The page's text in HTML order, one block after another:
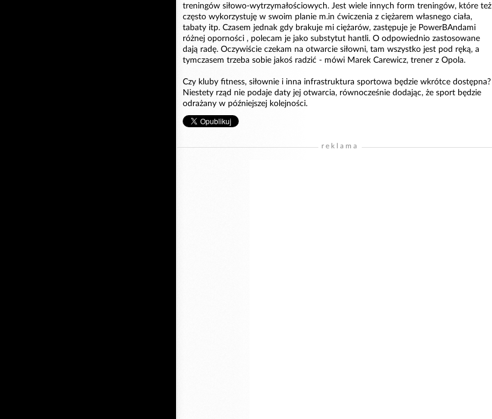
treningów siłowo-wytrzymałościowych. Jest wiele innych form treningów, które też
często wykorzystuję w swoim planie m.in ćwiczenia z ciężarem własnego ciała,
tabaty itp. Czasem jednak gdy brakuje mi ciężarów, zastępuje je PowerBAndami
różnej oporności , polecam je jako substytut hantli. O odpowiednio zastosowane
dają radę. Oczywiście czekam na otwarcie siłowni, tam wszystko jest pod ręką, a
tymczasem trzeba sobie jakoś radzić - mówi Marek Carewicz, trener z Opola.
Czy kluby fitness, siłownie i inna infrastruktura sportowa będzie wkrótce dostępna?
Niestety rząd nie podaje daty jej otwarcia, równocześnie dodając, że sport będzie
odrażany w późniejszej kolejności.
reklama